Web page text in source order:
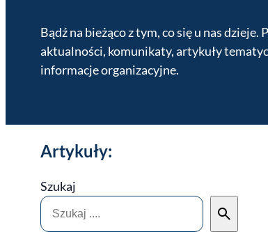
Bądź na bieżąco z tym, co się u nas
aktualności, komunikaty, artykuły
informacje organizacyjne.
Artykuły:
Szukaj